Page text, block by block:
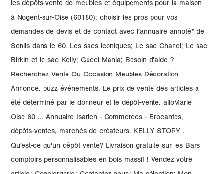
les dépôts-vente de meubles et équipements pour la maison
à Nogent-sur-Oise (60180): choisir les pros pour vos
demandes de devis et de contact avec l'annuaire annoté* de
Senlis dans le 60. Les sacs iconiques; Le sac Chanel; Le sac
Birkin et le sac Kelly; Gucci Mania; Besoin d'aide ?
Recherchez Vente Ou Occasion Meubles Décoration
Annonce. buzz événements. Le prix de vente des articles a
été déterminé par le donneur et le dépôt-vente. alloMarie
Oise 60 ... Annuaire Isarien - Commerces - Brocantes,
dépôts-ventes, marchés de créateurs. KELLY STORY .
Qu'est-ce qu'un dépôt vente? Livraison gratuite sur les Bars
comptoirs personnalisables en bois massif ! Vendez votre